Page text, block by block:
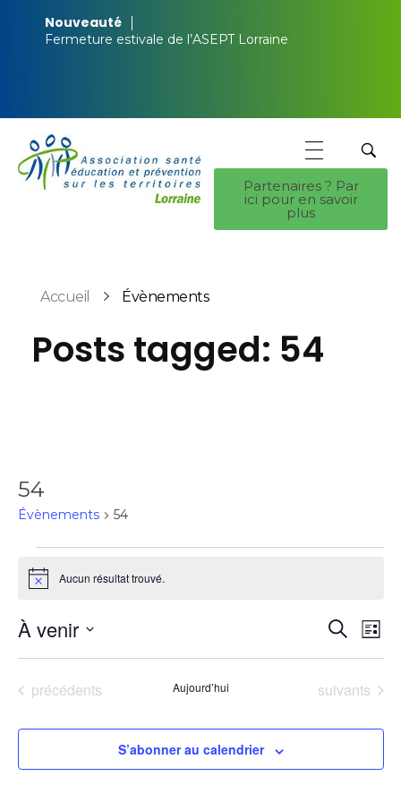
Nouveauté
Fermeture estivale de l’ASEPT Lorraine
Partenaires ? Par
ici pour en savoir
plus
Accueil Évènements
Posts tagged: 54
54
Évènements 54
Notice Aucun résultat trouvé.
et
de
Liste
À venir
Sélectionnez
date.
Évènements
précédents Aujourd’hui Évènements
suivants
S’abonner au calendrier